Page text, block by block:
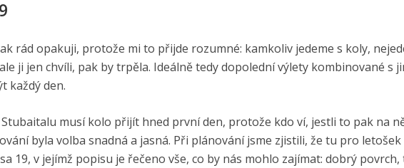
rád opakuji, protože mi to přijde rozumné: kamkoliv jedeme s koly,
ji jen chvíli, pak by trpěla. Ideálně tedy dopolední výlety kombinované s
každý den.
musí kolo přijít hned první den, protože kdo ví, jestli to pak na
byla volba snadná a jasná. Při plánování jsme zjistili, že tu pro letošek
19, v jejímž popisu je řečeno vše, co by nás mohlo zajímat: dobrý povrch,